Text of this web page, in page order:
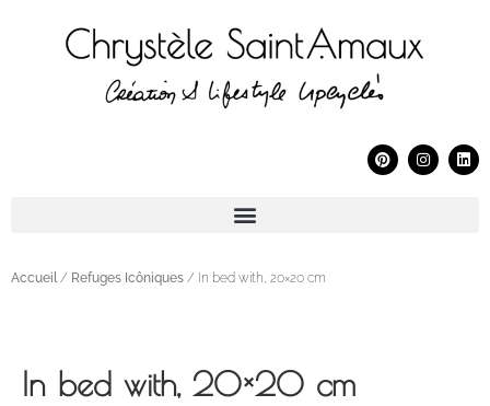
Accueil / Refuges Icôniques / In bed with, 20×20 cm
In bed with, 20×20 cm